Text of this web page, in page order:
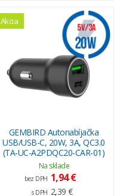
Akcia
GEMBIRD Autonabíjačka
USB/USB-C, 20W, 3A, QC3.0
(TA-UC-A2PDQC20-CAR-01)
Na sklade
bez DPH 1,94 €
s DPH 2,39 €